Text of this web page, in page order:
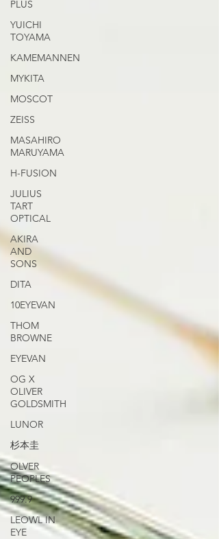
PLUS
YUICHI
TOYAMA
KAMEMANNEN
MYKITA
MOSCOT
ZEISS
MASAHIRO
MARUYAMA
H-FUSION
JULIUS
TART
OPTICAL
AKIRA
AND
SONS
DITA
10EYEVAN
THOM
BROWNE
EYEVAN
OG X
OLIVER
GOLDSMITH
LUNOR
杉本圭
OLVER
PEOPLES
999.9
LEOWL IN
EYE